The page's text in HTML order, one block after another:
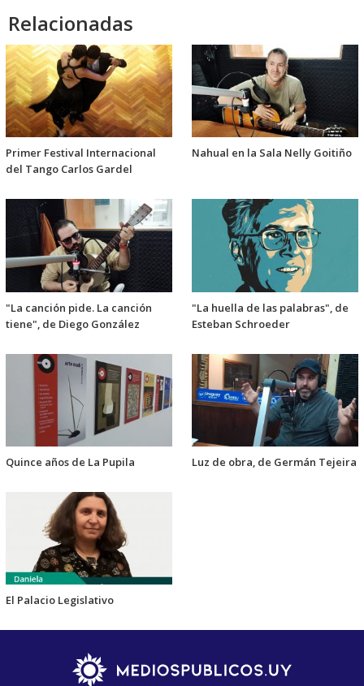
Relacionadas
Primer Festival Internacional
del Tango Carlos Gardel
Nahual en la Sala Nelly Goitiño
"La canción pide. La canción
tiene", de Diego González
"La huella de las palabras", de
Esteban Schroeder
Quince años de La Pupila Luz de obra, de Germán Tejeira
El Palacio Legislativo